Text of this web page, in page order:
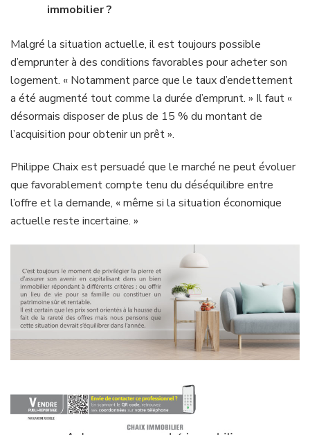
immobilier ?
Malgré la situation actuelle, il est toujours possible
d’emprunter à des conditions favorables pour acheter son
logement. « Notamment parce que le taux d’endettement
a été augmenté tout comme la durée d’emprunt. » Il faut «
désormais disposer de plus de 15 % du montant de
l’acquisition pour obtenir un prêt ».
Philippe Chaix est persuadé que le marché ne peut évoluer
que favorablement compte tenu du déséquilibre entre
l’offre et la demande, « même si la situation économique
actuelle reste incertaine. »